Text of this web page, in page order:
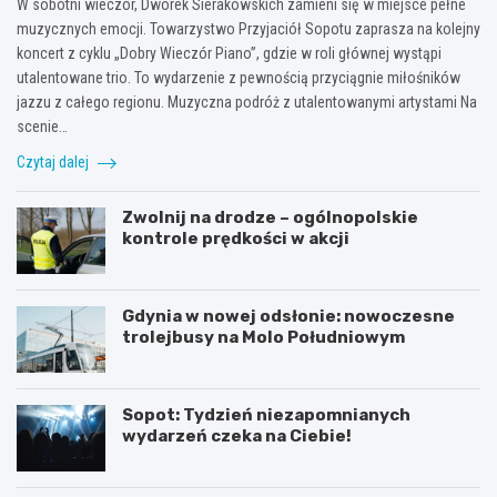
W sobotni wieczór, Dworek Sierakowskich zamieni się w miejsce pełne
muzycznych emocji. Towarzystwo Przyjaciół Sopotu zaprasza na kolejny
koncert z cyklu „Dobry Wieczór Piano”, gdzie w roli głównej wystąpi
utalentowane trio. To wydarzenie z pewnością przyciągnie miłośników
jazzu z całego regionu. Muzyczna podróż z utalentowanymi artystami Na
scenie…
Czytaj dalej
Zwolnij na drodze – ogólnopolskie
kontrole prędkości w akcji
Gdynia w nowej odsłonie: nowoczesne
trolejbusy na Molo Południowym
Sopot: Tydzień niezapomnianych
wydarzeń czeka na Ciebie!